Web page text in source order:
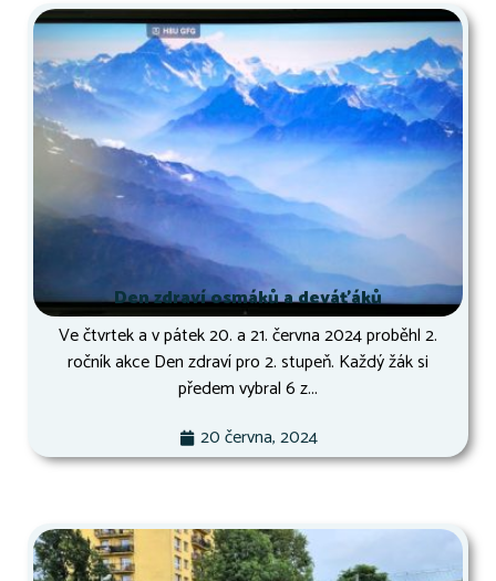
Den zdraví osmáků a deváťáků
Ve čtvrtek a v pátek 20. a 21. června 2024 proběhl 2.
ročník akce Den zdraví pro 2. stupeň. Každý žák si
předem vybral 6 z...
20 června, 2024